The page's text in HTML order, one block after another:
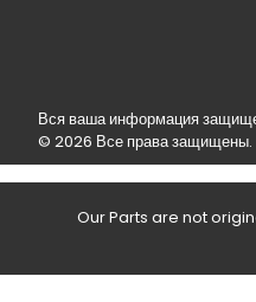
Вся ваша информация
© 2026 Все права защищены.
Our Parts are not